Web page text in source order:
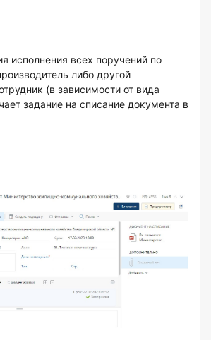
исполнения всех поручений по
либо другой
(в зависимости от вида
задание на списание документа в